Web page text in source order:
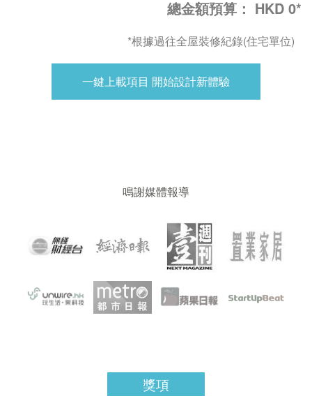
總金額預算： HKD 0*
*根據過往全屋裝修紀錄(住宅單位)
一鍵上載項目 開始設計新體驗
鳴謝媒體報導
獎項